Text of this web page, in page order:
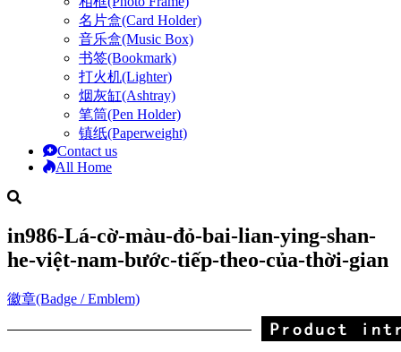
名片盒(Card Holder)
音乐盒(Music Box)
书签(Bookmark)
打火机(Lighter)
烟灰缸(Ashtray)
笔筒(Pen Holder)
镇纸(Paperweight)
Contact us
All Home
in986-Lá-cờ-màu-đỏ-bai-lian-ying-shan-
he-việt-nam-bước-tiếp-theo-của-thời-gian
徽章(Badge / Emblem)